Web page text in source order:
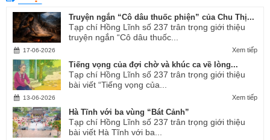
Truyện ngắn “Cô dâu thuốc phiện” của Chu Thị...
Tạp chí Hồng Lĩnh số 237 trân trọng giới thiệu
truyện ngắn “Cô dâu thuốc...
Xem tiếp
17-06-2026
Tiếng vọng của đợi chờ và khúc ca về lòng...
Tạp chí Hồng Lĩnh số 237 trân trọng giới thiệu
bài viết “Tiếng vọng của...
Xem tiếp
13-06-2026
Hà Tĩnh với ba vùng “Bát Cảnh”
Tạp chí Hồng Lĩnh số 237 trân trọng giới thiệu
bài viết Hà Tĩnh với ba...